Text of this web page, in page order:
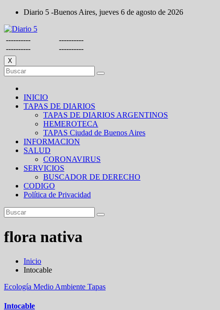
Saltar
contenido
Diario 5 -Buenos Aires, jueves 6 de agosto de 2026
----------
----------
----------
----------
X
INICIO
TAPAS DE DIARIOS
TAPAS DE DIARIOS ARGENTINOS
HEMEROTECA
TAPAS Ciudad de Buenos Aires
INFORMACION
SALUD
CORONAVIRUS
SERVICIOS
BUSCADOR DE DERECHO
CODIGO
Política de Privacidad
flora nativa
Inicio
Intocable
Ecología Medio Ambiente Tapas
Intocable